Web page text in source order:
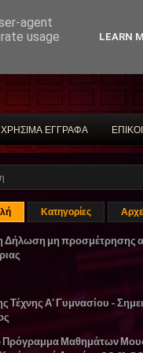
ΧΡΗΣΙΜΑ ΕΓΓΡΑΦΑ
Κατηγορίες
Δήλωση μη προσμέτρησης
Τέχνης Α' Γυμνασίου -
Πρόγραμμα Μαθημάτων
agent
usage
LEARN